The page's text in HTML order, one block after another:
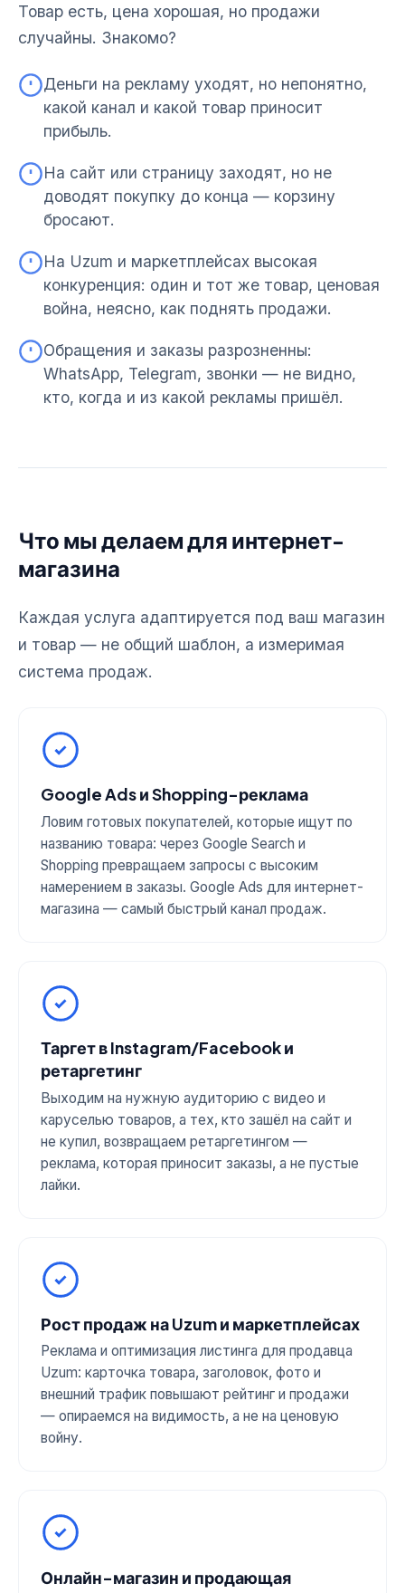
Товар есть, цена хорошая, но продажи
случайны. Знакомо?
Деньги на рекламу уходят, но непонятно,
какой канал и какой товар приносит
прибыль.
На сайт или страницу заходят, но не
доводят покупку до конца — корзину
бросают.
На Uzum и маркетплейсах высокая
конкуренция: один и тот же товар, ценовая
война, неясно, как поднять продажи.
Обращения и заказы разрозненны:
WhatsApp, Telegram, звонки — не видно,
кто, когда и из какой рекламы пришёл.
Что мы делаем для интернет-
магазина
Каждая услуга адаптируется под ваш магазин
и товар — не общий шаблон, а измеримая
система продаж.
Google Ads и Shopping-реклама
Ловим готовых покупателей, которые ищут по
названию товара: через Google Search и
Shopping превращаем запросы с высоким
намерением в заказы. Google Ads для интернет-
магазина — самый быстрый канал продаж.
Таргет в Instagram/Facebook и
ретаргетинг
Выходим на нужную аудиторию с видео и
каруселью товаров, а тех, кто зашёл на сайт и
не купил, возвращаем ретаргетингом —
реклама, которая приносит заказы, а не пустые
лайки.
Рост продаж на Uzum и маркетплейсах
Реклама и оптимизация листинга для продавца
Uzum: карточка товара, заголовок, фото и
внешний трафик повышают рейтинг и продажи
— опираемся на видимость, а не на ценовую
войну.
Онлайн-магазин и продающая